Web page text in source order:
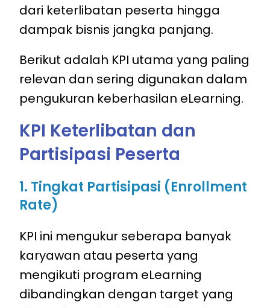
dari keterlibatan peserta hingga
dampak bisnis jangka panjang.
Berikut adalah KPI utama yang paling
relevan dan sering digunakan dalam
pengukuran keberhasilan eLearning.
KPI Keterlibatan dan
Partisipasi Peserta
1. Tingkat Partisipasi (Enrollment
Rate)
KPI ini mengukur seberapa banyak
karyawan atau peserta yang
mengikuti program eLearning
dibandingkan dengan target yang